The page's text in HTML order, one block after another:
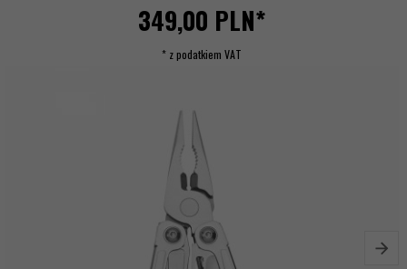
349,00 PLN*
* z podatkiem VAT